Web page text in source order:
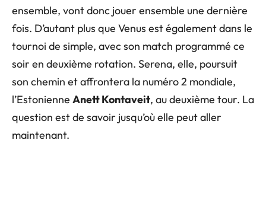
ensemble, vont donc jouer ensemble une dernière
fois. D’autant plus que Venus est également dans le
tournoi de simple, avec son match programmé ce
soir en deuxième rotation. Serena, elle, poursuit
son chemin et affrontera la numéro 2 mondiale,
l’Estonienne Anett Kontaveit, au deuxième tour. La
question est de savoir jusqu’où elle peut aller
maintenant.